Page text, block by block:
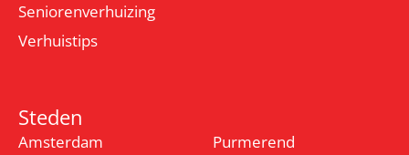
Seniorenverhuizing
Verhuistips
Steden
Amsterdam
Purmerend